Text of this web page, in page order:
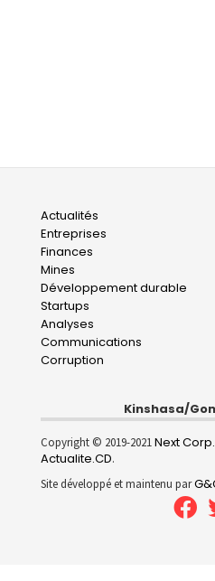
Main
navigation
Actualités
Entreprises
Finances
Mines
Développement durable
Startups
Analyses
Communications
Corruption
Kinshasa/
Copyright © 2019-2021Next Corp.
Actualite.CD.
Site développé et maintenu par